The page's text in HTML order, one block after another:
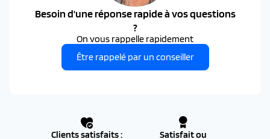
Besoin d'une réponse rapide à vos questions
?
On vous rappelle rapidement
Être rappelé par un conseiller
Clients satisfaits :
Satisfait ou